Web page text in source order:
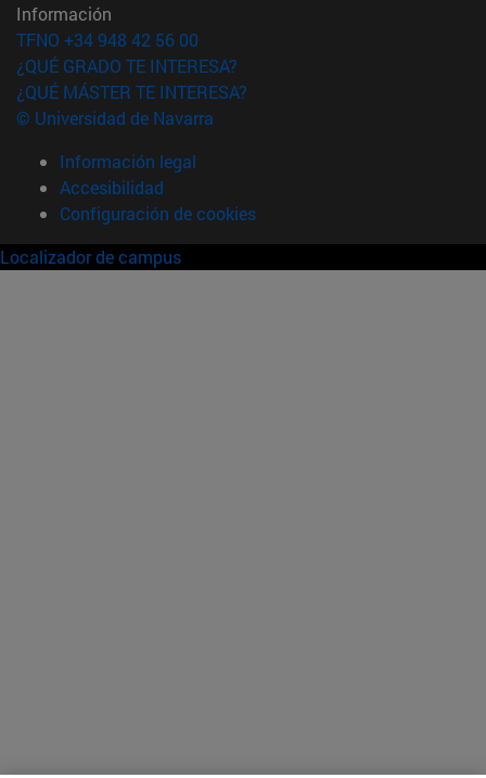
Información
TFNO +34 948 42 56 00
¿QUÉ GRADO TE INTERESA?
¿QUÉ MÁSTER TE INTERESA?
© Universidad de Navarra
Información legal
Accesibilidad
Configuración de cookies
Localizador de campus